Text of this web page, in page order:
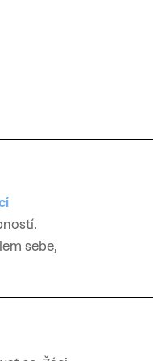
sebe,